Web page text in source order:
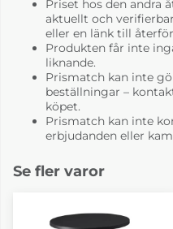
Priset hos den andra
aktuellt och
eller en länk till
Produkten får inte
liknande.
Prismatch kan inte
beställningar –
köpet.
Prismatch kan inte
erbjudanden eller
Se fler varor